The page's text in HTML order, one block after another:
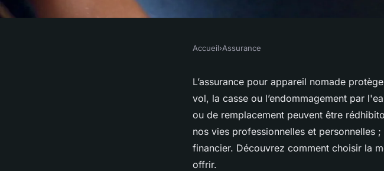
Assurance appareil nomade
est-elle indispensable ?
6 min de lecture
Accueil›Assurance
L’assurance pour appareil nomade
vol, la casse ou l’endommagement par
ou de remplacement peuvent être
nos vies professionnelles et personnelles
financier. Découvrez comment choisir la
offrir.